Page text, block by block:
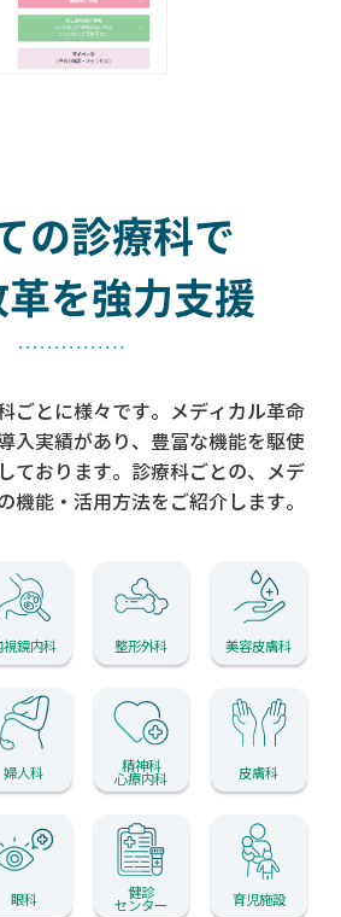
の診療科で
を強力支援
ごとに様々です。メディカル革命
入実績があり、 豊富な機能を駆使
ております。 診療科ごとの、メデ
機能・活用方法をご紹介します。
視鏡内科 整形外科 美容皮膚科
婦人科 精神科
心療内科 皮膚科
眼科 健診
センター 育児施設